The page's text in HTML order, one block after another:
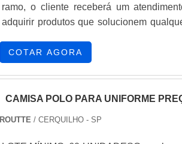
ramo, o cliente receberá um
adquirir produtos que solucionem
excelente custo-benefício e diversas
esforços em oferecer uma estrutura
realizadas as atividades e sede em
eficientes de uma companhia
COTAR AGORA
CAMISA POLO PARA UNIFORME
ROUTTE / CERQUILHO - SP